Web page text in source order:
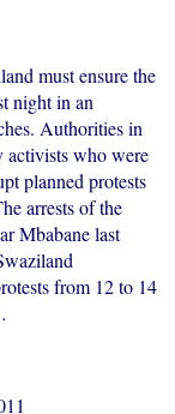
must ensure the
night in an
Authorities in
activists who were
planned protests
arrests of the
Mbabane last
from 12 to 14